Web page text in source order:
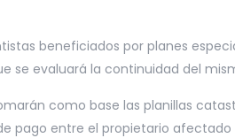
beneficiados por planes
se evaluará la continuidad del
como base las planillas
entre el propietario afectado